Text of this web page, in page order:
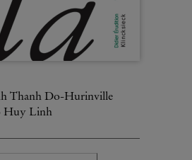
Thanh Do-Hurinville
Huy Linh